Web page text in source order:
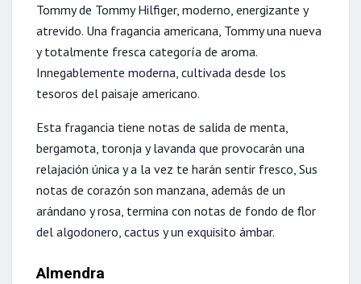
Tommy de Tommy Hilfiger, moderno, energizante y
atrevido. Una fragancia americana, Tommy una nueva
y totalmente fresca categoría de aroma.
Innegablemente moderna, cultivada desde los
tesoros del paisaje americano.
Esta fragancia tiene notas de salida de menta,
bergamota, toronja y lavanda que provocarán una
relajación única y a la vez te harán sentir fresco, Sus
notas de corazón son manzana, además de un
arándano y rosa, termina con notas de fondo de flor
del algodonero, cactus y un exquisito ámbar.
Almendra